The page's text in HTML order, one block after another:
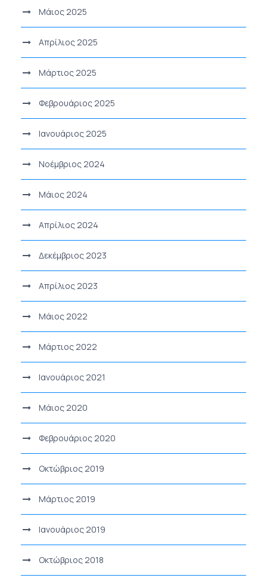
Μάιος 2025
Απρίλιος 2025
Μάρτιος 2025
Φεβρουάριος 2025
Ιανουάριος 2025
Νοέμβριος 2024
Μάιος 2024
Απρίλιος 2024
Δεκέμβριος 2023
Απρίλιος 2023
Μάιος 2022
Μάρτιος 2022
Ιανουάριος 2021
Μάιος 2020
Φεβρουάριος 2020
Οκτώβριος 2019
Μάρτιος 2019
Ιανουάριος 2019
Οκτώβριος 2018